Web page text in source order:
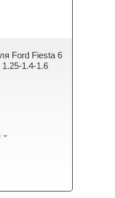
Ford Fiesta 6
1.4-1.6